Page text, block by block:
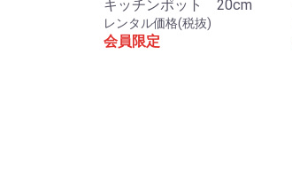
キッチンポット 20cm
レンタル価格(税抜)
会員限定